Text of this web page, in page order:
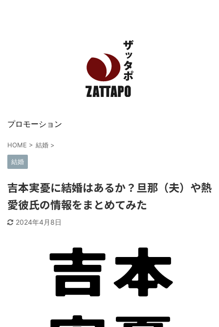
プロモーション
HOME > 結婚 >
結婚
吉本実憂に結婚はあるか？旦那（夫）や熱
愛彼氏の情報をまとめてみた
2024年4月8日